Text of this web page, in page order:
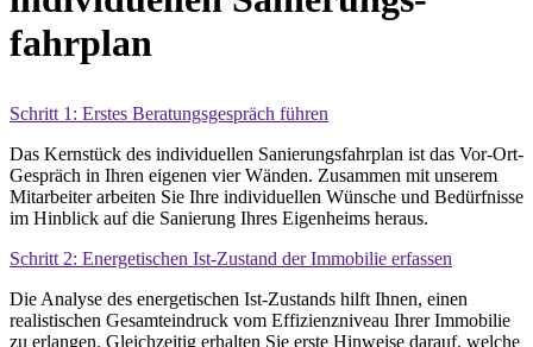
fahrplan
Schritt 1: Erstes Beratungs­gespräch führen
Das Kernstück des individuellen Sanierungs­fahrplan ist das Vor-Ort-
Gespräch in Ihren eigenen vier Wänden. Zusammen mit unserem
Mitarbeiter arbeiten Sie Ihre indivi­duellen Wünsche und Bedürfnisse
im Hinblick auf die Sanierung Ihres Eigen­heims heraus.
Schritt 2: Energetischen Ist-Zustand der Immobilie erfassen
Die Analyse des energetischen Ist-Zustands hilft Ihnen, einen
realistischen Gesamt­eindruck vom Effizienz­niveau Ihrer Immo­bilie
zu erlangen. Gleich­zeitig erhalten Sie erste Hinweise darauf, welche